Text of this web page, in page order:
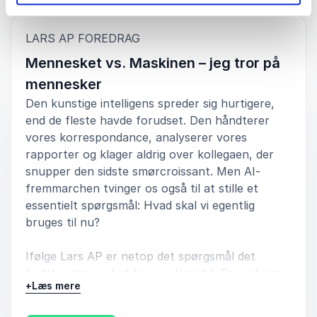
5ud af5
Lars AP var meget nærværnede og havde brugt tid
på at sættes sig ind i målgruppen på forhånd.
Danske Fodterapeuter
4ud af5
Lars AP var meget underholdende og god til at
inddrage tilhørerne.
Doris Rossing
Havdrup Kirkes Foredragsrække
Lars AP
ud af 5
Lars var underholdende og rigtig god til at fange
LARS AP FOREDRAG
Mennesket vs. Maskinen – jeg tror på
mennesker
Den kunstige intelligens spreder sig hurtigere,
end de fleste havde forudset. Den håndterer
vores korrespondance, analyserer vores
rapporter og klager aldrig over kollegaen, der
snupper den sidste smørcroissant. Men AI-
fremmarchen tvinger os også til at stille et
essentielt spørgsmål: Hvad skal vi egentlig
bruges til nu?
Ifølge Lars AP er netop det spørgsmål det
bedste, der er sket for os i lang tid. For selvom
maskinerne er teknisk overlegne, er de som
+Læs mere